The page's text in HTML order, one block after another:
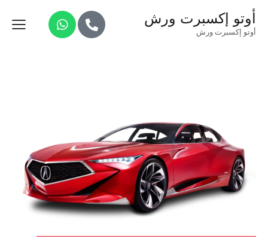
أوتو إكسبرت ورش
أوتو إكسبرت ورش